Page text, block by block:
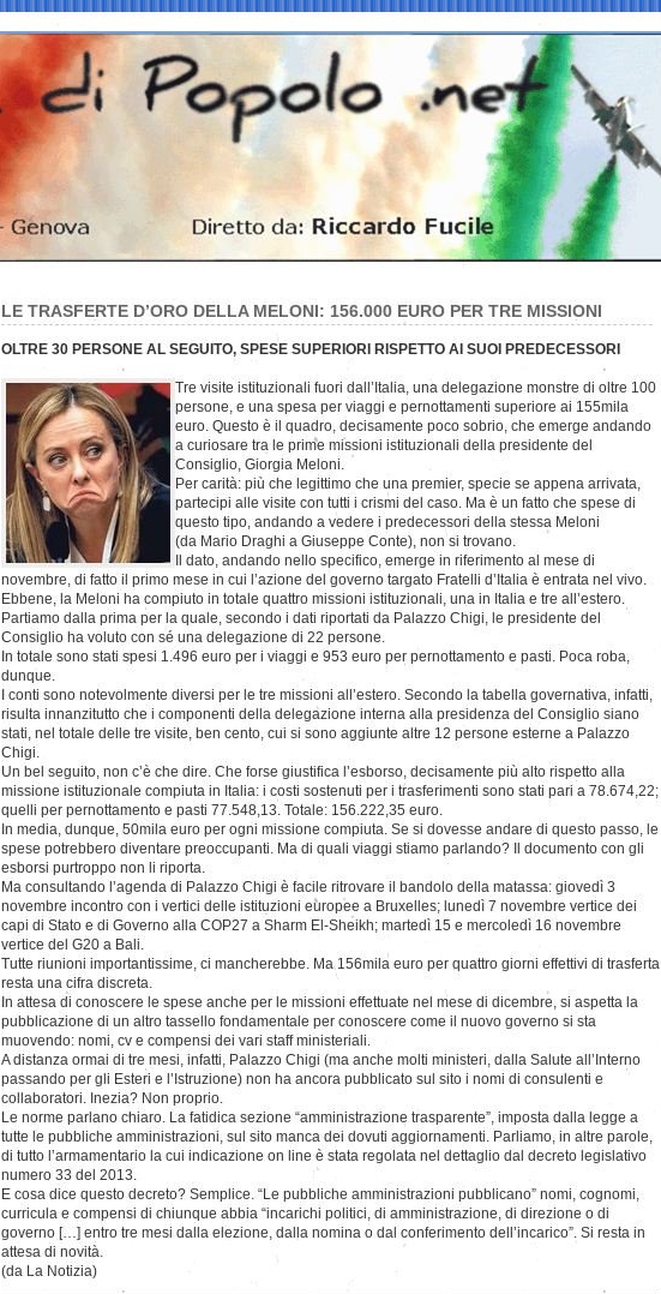
LE TRASFERTE D’ORO DELLA MELONI: 156.000 EURO PER TRE MISSIONI
OLTRE 30 PERSONE AL SEGUITO, SPESE SUPERIORI RISPETTO AI SUOI PREDECESSORI
Tre visite istituzionali fuori dall’Italia, una delegazione monstre di oltre 100
persone, e una spesa per viaggi e pernottamenti superiore ai 155mila
euro. Questo è il quadro, decisamente poco sobrio, che emerge andando
a curiosare tra le prime missioni istituzionali della presidente del
Consiglio, Giorgia Meloni.
Per carità: più che legittimo che una premier, specie se appena arrivata,
partecipi alle visite con tutti i crismi del caso. Ma è un fatto che spese di
questo tipo, andando a vedere i predecessori della stessa Meloni
(da Mario Draghi a Giuseppe Conte), non si trovano.
Il dato, andando nello specifico, emerge in riferimento al mese di
novembre, di fatto il primo mese in cui l’azione del governo targato Fratelli d’Italia è entrata nel vivo.
Ebbene, la Meloni ha compiuto in totale quattro missioni istituzionali, una in Italia e tre all’estero.
Partiamo dalla prima per la quale, secondo i dati riportati da Palazzo Chigi, le presidente del
Consiglio ha voluto con sé una delegazione di 22 persone.
In totale sono stati spesi 1.496 euro per i viaggi e 953 euro per pernottamento e pasti. Poca roba,
dunque.
I conti sono notevolmente diversi per le tre missioni all’estero. Secondo la tabella governativa, infatti,
risulta innanzitutto che i componenti della delegazione interna alla presidenza del Consiglio siano
stati, nel totale delle tre visite, ben cento, cui si sono aggiunte altre 12 persone esterne a Palazzo
Chigi.
Un bel seguito, non c’è che dire. Che forse giustifica l’esborso, decisamente più alto rispetto alla
missione istituzionale compiuta in Italia: i costi sostenuti per i trasferimenti sono stati pari a 78.674,22;
quelli per pernottamento e pasti 77.548,13. Totale: 156.222,35 euro.
In media, dunque, 50mila euro per ogni missione compiuta. Se si dovesse andare di questo passo, le
spese potrebbero diventare preoccupanti. Ma di quali viaggi stiamo parlando? Il documento con gli
esborsi purtroppo non li riporta.
Ma consultando l’agenda di Palazzo Chigi è facile ritrovare il bandolo della matassa: giovedì 3
novembre incontro con i vertici delle istituzioni europee a Bruxelles; lunedì 7 novembre vertice dei
capi di Stato e di Governo alla COP27 a Sharm El-Sheikh; martedì 15 e mercoledì 16 novembre
vertice del G20 a Bali.
Tutte riunioni importantissime, ci mancherebbe. Ma 156mila euro per quattro giorni effettivi di trasferta
resta una cifra discreta.
In attesa di conoscere le spese anche per le missioni effettuate nel mese di dicembre, si aspetta la
pubblicazione di un altro tassello fondamentale per conoscere come il nuovo governo si sta
muovendo: nomi, cv e compensi dei vari staff ministeriali.
A distanza ormai di tre mesi, infatti, Palazzo Chigi (ma anche molti ministeri, dalla Salute all’Interno
passando per gli Esteri e l’Istruzione) non ha ancora pubblicato sul sito i nomi di consulenti e
collaboratori. Inezia? Non proprio.
Le norme parlano chiaro. La fatidica sezione “amministrazione trasparente”, imposta dalla legge a
tutte le pubbliche amministrazioni, sul sito manca dei dovuti aggiornamenti. Parliamo, in altre parole,
di tutto l’armamentario la cui indicazione on line è stata regolata nel dettaglio dal decreto legislativo
numero 33 del 2013.
E cosa dice questo decreto? Semplice. “Le pubbliche amministrazioni pubblicano” nomi, cognomi,
curricula e compensi di chiunque abbia “incarichi politici, di amministrazione, di direzione o di
governo […] entro tre mesi dalla elezione, dalla nomina o dal conferimento dell’incarico”. Si resta in
attesa di novità.
(da La Notizia)